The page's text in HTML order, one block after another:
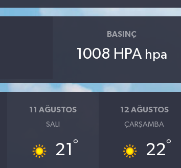
BASINÇ
1008 HPA hpa
11 AĞUSTOS
SALI
21 °
12 AĞUSTOS
ÇARŞAMBA
22°